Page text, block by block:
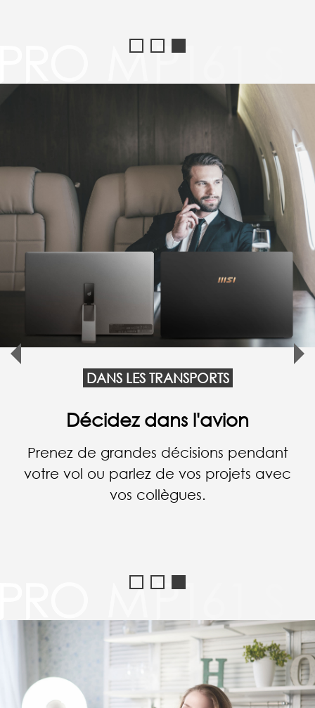
DANS LES TRANSPORTS
Révisez en voiture
Avant de rencontrer un client, vérifiez
une dernière fois les données du projet
dans le taxi qui vous emmène au